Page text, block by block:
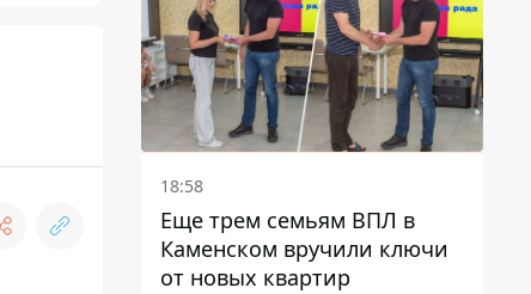
18:58
Еще трем семьям ВПЛ в
Каменском вручили ключи
от новых квартир